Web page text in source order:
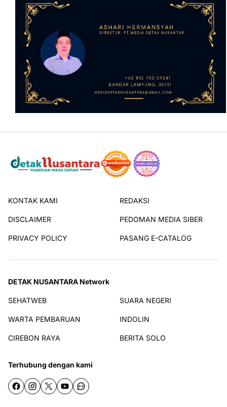
KONTAK KAMI REDAKSI
DISCLAIMER PEDOMAN MEDIA SIBER
PRIVACY POLICY PASANG E-CATALOG
DETAK NUSANTARA Network
SEHATWEB SUARA NEGERI
WARTA PEMBARUAN INDOLIN
CIREBON RAYA BERITA SOLO
Terhubung dengan kami